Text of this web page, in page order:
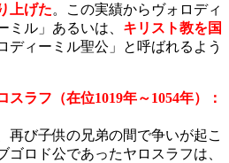
上げた。この実績からヴォロディ
ミル」あるいは、 キリスト教を国
ディーミル聖公」と呼ばれるよう
スラフ（在位1019年～1054年）：
再び子供の兄弟の間で争いが起こ
ゴロド公であったヤロスラフは、